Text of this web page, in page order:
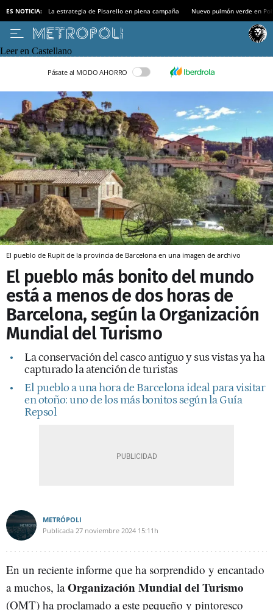
ES NOTICIA: La estrategia de Pisarello en plena campaña Nuevo pulmón verde en
Leer en Castellano
Pásate al MODO AHORRO
El pueblo de Rupit de la provincia de Barcelona en una imagen de archivo
El pueblo más bonito del mundo
está a menos de dos horas de
Barcelona, según la Organización
Mundial del Turismo
La conservación del casco antiguo y sus vistas ya ha
capturado la atención de turistas
El pueblo a una hora de Barcelona ideal para visitar
en otoño: uno de los más bonitos según la Guía
Repsol
METRÓPOLI
Publicada 27 noviembre 2024 15:11h
En un reciente informe que ha sorprendido y encantado
a muchos, laOrganización Mundial del Turismo
(OMT) ha proclamado a este pequeño y pintoresco